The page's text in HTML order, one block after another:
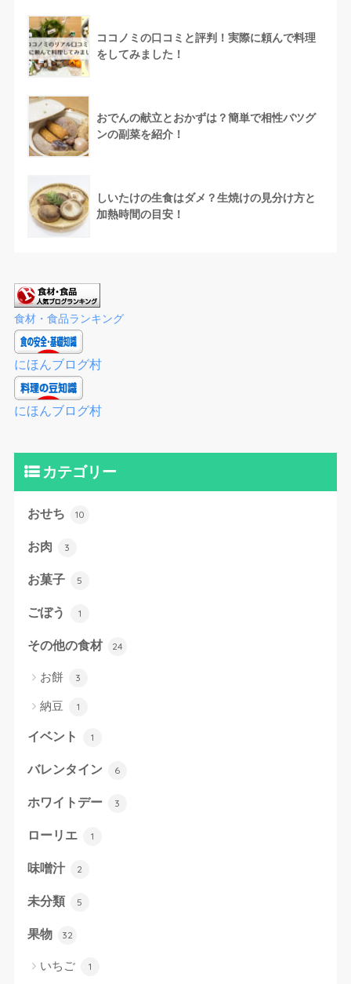
ココノミの口コミと評判！実際に頼んで料理
をしてみました！
おでんの献立とおかずは？簡単で相性バツグ
ンの副菜を紹介！
しいたけの生食はダメ？生焼けの見分け方と
加熱時間の目安！
食材・食品ランキング
にほんブログ村
にほんブログ村
カテゴリー
おせち 10
お肉 3
お菓子 5
ごぼう 1
その他の食材 24
お餅 3
納豆 1
イベント 1
バレンタイン 6
ホワイトデー 3
ローリエ 1
味噌汁 2
未分類 5
果物 32
いちご 1